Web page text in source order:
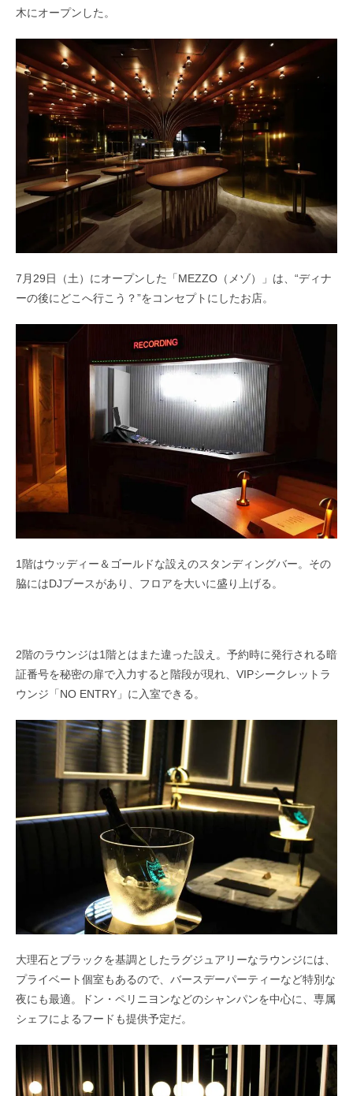
木にオープンした。
7月29日（土）にオープンした「MEZZO（メゾ）」は、“ディナ
ーの後にどこへ行こう？”をコンセプトにしたお店。
1階はウッディー＆ゴールドな設えのスタンディングバー。その
脇にはDJブースがあり、フロアを大いに盛り上げる。
2階のラウンジは1階とはまた違った設え。予約時に発行される暗
証番号を秘密の扉で入力すると階段が現れ、VIPシークレットラ
ウンジ「NO ENTRY」に入室できる。
大理石とブラックを基調としたラグジュアリーなラウンジには、
プライベート個室もあるので、バースデーパーティーなど特別な
夜にも最適。ドン・ペリニヨンなどのシャンパンを中心に、専属
シェフによるフードも提供予定だ。